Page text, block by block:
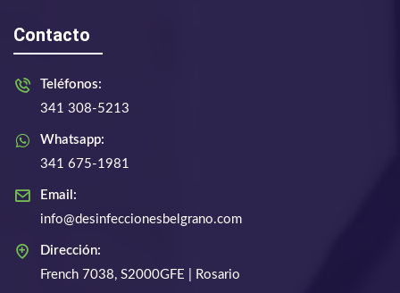
Contacto
Teléfonos:
341 308-5213
Whatsapp:
341 675-1981
Email:
info@desinfeccionesbelgrano.com
Dirección:
French 7038, S2000GFE | Rosario